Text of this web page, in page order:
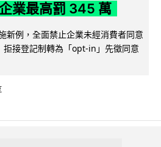
業最高罰 345 萬
新例，全面禁止企業未經消費者同意
接登記制轉為「opt-in」先徵同意